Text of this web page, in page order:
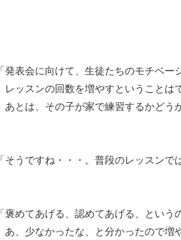
「発表会に向けて、生徒たちのモチベー
レッスンの回数を増やすということは
あとは、その子が家で練習するかどう
「そうですね・・・。普段のレッスンで
「褒めてあげる、認めてあげる、とい
あ、少なかったな、と分かったので増